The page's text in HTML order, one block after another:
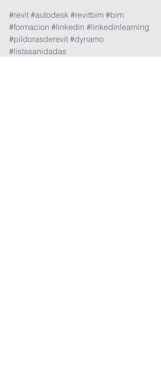
#revit #autodesk #revitbim #bim
#formacion #linkedin #linkedinlearning
#pildorasderevit #dynamo
#listasanidadas